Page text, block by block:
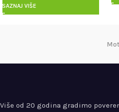
SAZNAJ VIŠE
Više od 20 godina gradimo